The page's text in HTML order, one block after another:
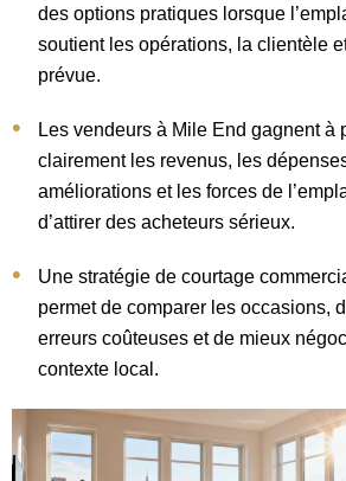
des options pratiques lorsque
soutient les opérations, la clientèle
prévue.
Les vendeurs à Mile End gagnent à
clairement les revenus, les
améliorations et les forces de
d’attirer des acheteurs sérieux.
Une stratégie de courtage
permet de comparer les occasions,
erreurs coûteuses et de mieux
contexte local.